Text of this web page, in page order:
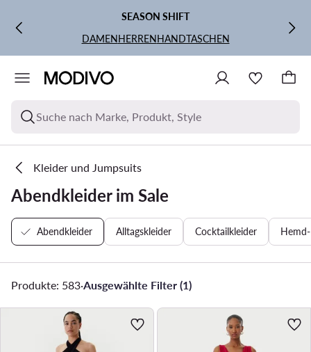
ZUM HAUPTINHALT SPRINGEN
SEASON SHIFT
DAMENHERRENHANDTASCHEN
Suche nach Marke, Produkt, Style
Kleider und Jumpsuits
Abendkleider im Sale
Abendkleider Alltagskleider Cocktailkleider
Produkte: 583·Ausgewählte Filter (1)